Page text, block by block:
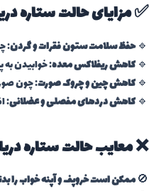
✅ مزایای حالت ستاره
🔹حفظ سلامت ستون فقرات و گردن:
🔹 کاهش ریفلاکس معده: خوابیدن
🔹 کاهش چین و چروک صورت: چون
🔹 کاهش دردهای مفصلی و عضلانی:
❌ معایب حالت ستاره
🚫ممکن است خروپف و آپنه خواب را